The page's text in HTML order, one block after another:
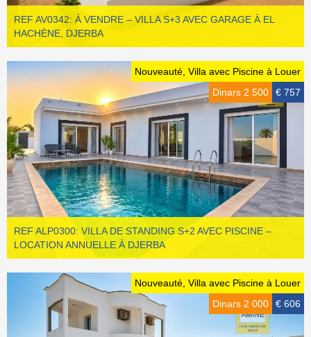
REF AV0342: À VENDRE – VILLA S+3 AVEC GARAGE À EL
HACHÈNE, DJERBA
Nouveauté, Villa avec Piscine à Louer
€ 757
Dinars 2 500
REF ALP0300: VILLA DE STANDING S+2 AVEC PISCINE –
LOCATION ANNUELLE À DJERBA
Nouveauté, Villa avec Piscine à Louer
€ 606
Dinars 2 000